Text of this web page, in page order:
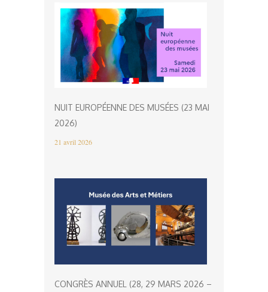
NUIT EUROPÉENNE DES MUSÉES (23 MAI
2026)
21 avril 2026
CONGRÈS ANNUEL (28, 29 MARS 2026 –